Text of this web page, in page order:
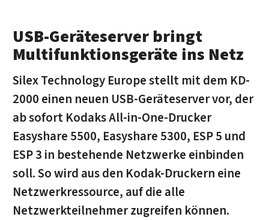
USB-Geräteserver bringt
Multifunktionsgeräte ins Netz
Silex Technology Europe stellt mit dem KD-
2000 einen neuen USB-Geräteserver vor, der
ab sofort Kodaks All-in-One-Drucker
Easyshare 5500, Easyshare 5300, ESP 5 und
ESP 3 in bestehende Netzwerke einbinden
soll. So wird aus den Kodak-Druckern eine
Netzwerkressource, auf die alle
Netzwerkteilnehmer zugreifen können.